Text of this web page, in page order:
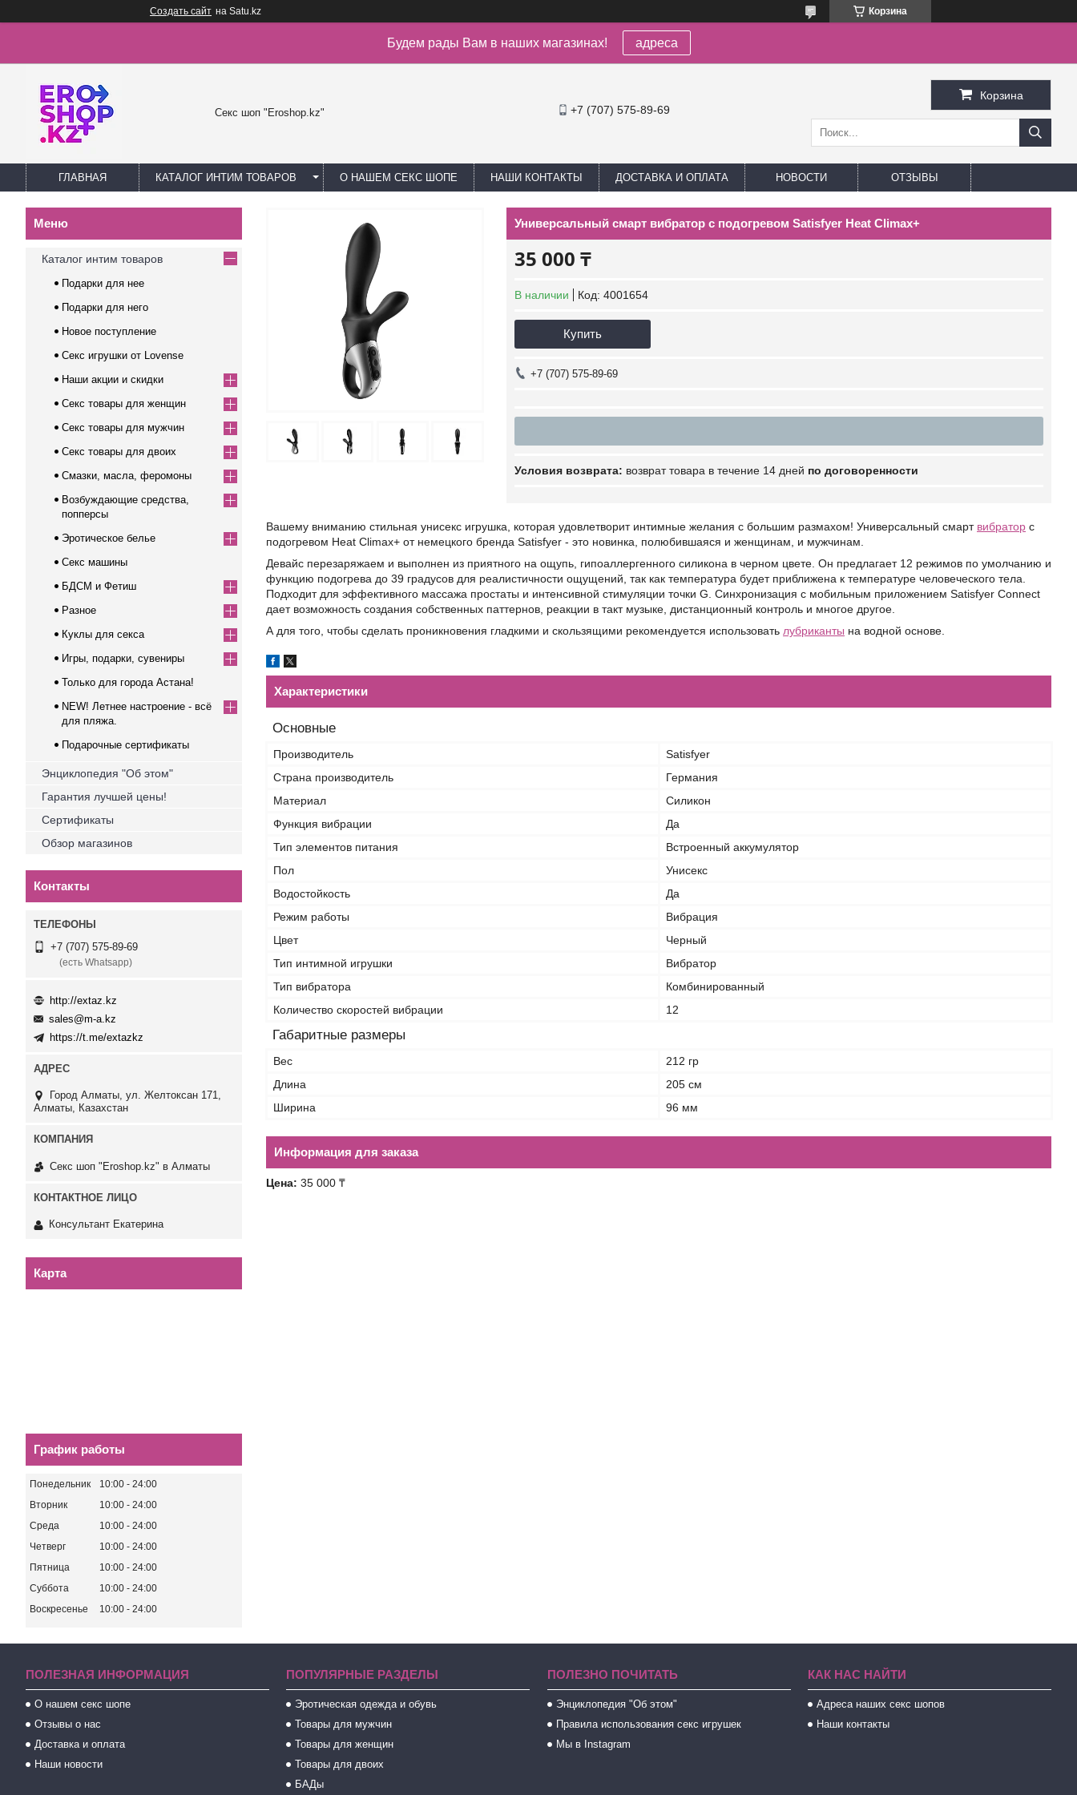
Создать сайт на Satu.kz Корзина
Будем рады Вам в наших магазинах! адреса
Секс шоп "Eroshop.kz" +7 (707) 575-89-69
Корзина
ГЛАВНАЯ КАТАЛОГ ИНТИМ ТОВАРОВ О НАШЕМ СЕКС ШОПЕ НАШИ КОНТАКТЫ ДОСТАВКА И ОПЛАТА НОВОСТИ ОТЗЫВЫ
Универсальный смарт вибратор с подогревом Satisfyer Heat Climax+
35 000 ₸
В наличии Код: 4001654
Купить
+7 (707) 575-89-69
возврат товара в течение 14 дней по договоренности
Вашему вниманию стильная унисекс игрушка, которая удовлетворит интимные желания с большим размахом! Универсальный смарт вибратор с
подогревом Heat Climax+ от немецкого бренда Satisfyer - это новинка, полюбившаяся и женщинам, и мужчинам.
Девайс перезаряжаем и выполнен из приятного на ощупь, гипоаллергенного силикона в черном цвете. Он предлагает 12 режимов по умолчанию и
функцию подогрева до 39 градусов для реалистичности ощущений, так как температура будет приближена к температуре человеческого тела.
Подходит для эффективного массажа простаты и интенсивной стимуляции точки G. Синхронизация с мобильным приложением Satisfyer Connect
дает возможность создания собственных паттернов, реакции в такт музыке, дистанционный контроль и многое другое.
А для того, чтобы сделать проникновения гладкими и скользящими рекомендуется использовать лубриканты на водной основе.
Характеристики
Основные
Производитель
Satisfyer
Страна производитель
Германия
Материал
Силикон
Функция вибрации
Да
Тип элементов питания
Встроенный аккумулятор
Пол
Унисекс
Водостойкость
Да
Режим работы
Вибрация
Цвет
Черный
Тип интимной игрушки
Вибратор
Тип вибратора
Комбинированный
Количество скоростей вибрации
12
Габаритные размеры
Вес
212 гр
Длина
205 см
Ширина
96 мм
Информация для заказа
Цена: 35 000 ₸
Каталог интим товаров
Подарки для нее
Подарки для него
Новое поступление
Секс игрушки от Lovense
Наши акции и скидки
Секс товары для женщин
Секс товары для мужчин
Секс товары для двоих
Смазки, масла, феромоны
Возбуждающие средства,
попперсы
Эротическое белье
Секс машины
БДСМ и Фетиш
Разное
Куклы для секса
Игры, подарки, сувениры
Только для города Астана!
NEW! Летнее настроение - всё
для пляжа.
Подарочные сертификаты
Энциклопедия "Об этом"
Гарантия лучшей цены!
Сертификаты
Обзор магазинов
Контакты
+7 (707) 575-89-69
(есть Whatsapp)
http://extaz.kz
sales@m-a.kz
https://t.me/extazkz
Город Алматы, ул. Желтоксан 171,
Алматы, Казахстан
Секс шоп "Eroshop.kz" в Алматы
Консультант Екатерина
Карта
График работы
Понедельник 10:00
24:00
Вторник
10:00
24:00
Среда
10:00
24:00
Четверг
10:00
24:00
Пятница
10:00
24:00
Суббота
10:00
24:00
Воскресенье
10:00 24:00
ПОЛЕЗНАЯ ИНФОРМАЦИЯ
О нашем секс шопе
Отзывы о нас
Доставка и оплата
Наши новости
ПОПУЛЯРНЫЕ РАЗДЕЛЫ
Эротическая одежда и обувь
Товары для мужчин
Товары для женщин
Товары для двоих
БАДы
ПОЛЕЗНО ПОЧИТАТЬ
Энциклопедия "Об этом"
Правила использования секс игрушек
Мы в Instagram
КАК НАС НАЙТИ
Адреса наших секс шопов
Наши контакты